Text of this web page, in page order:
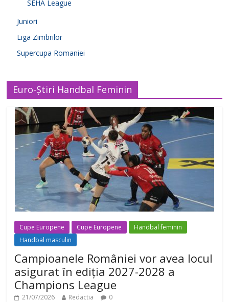
SEHA League
Juniori
Liga Zimbrilor
Supercupa Romaniei
Euro-Știri Handbal Feminin
Cupe Europene Cupe Europene
Handbal feminin
Handbal masculin
Campioanele României vor avea locul
asigurat în ediția 2027-2028 a
Champions League
21/07/2026 Redactia 0